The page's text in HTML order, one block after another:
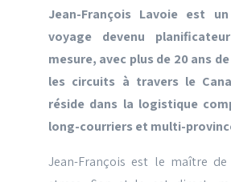
Jean-François Lavoie est
voyage devenu
mesure, avec plus de 20 ans
les circuits à travers le
réside dans la logistique
long-courriers et multi-
Jean-François est le maître